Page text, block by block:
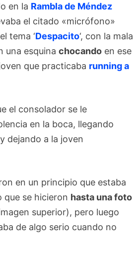
en la Rambla de Méndez
el citado «micrófono»
tema ‘Despacito‘, con la mala
una esquinachocando en ese
que practicaba running a
el consolador se le
en la boca, llegando
y dejando a la joven
en un principio que estaba
que se hicieron hasta una foto
superior), pero luego
de algo serio cuando no